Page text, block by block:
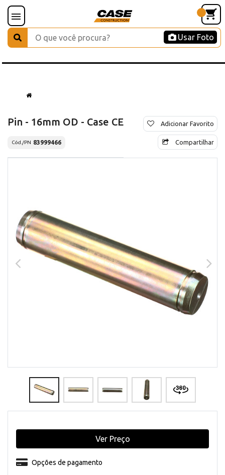
Usar Foto
Pin - 16mm OD - Case CE
Cód./PN 83999466
Adicionar Favorito
Compartilhar
Opções de pagamento
Ver Preço